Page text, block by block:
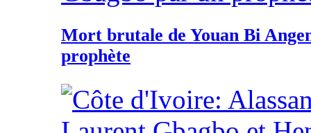
Mort brutale de Youan Bi
prophète